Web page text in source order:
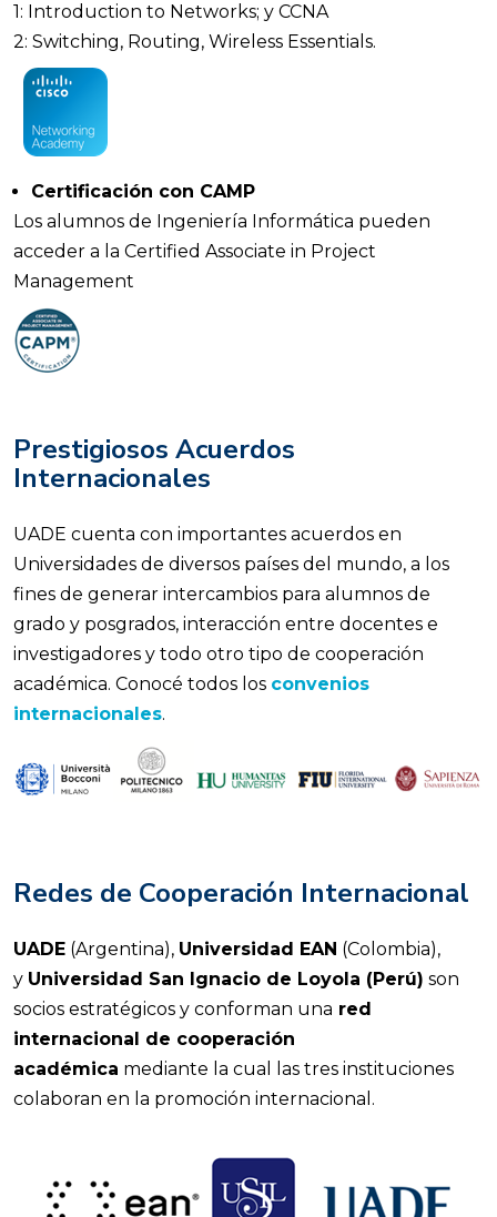
1: Introduction to Networks; y CCNA
2: Switching, Routing, Wireless Essentials.
Certificación con CAMP
Los alumnos de Ingeniería Informática pueden
acceder a la Certified Associate in Project
Management
Prestigiosos Acuerdos
Internacionales
UADE cuenta con importantes acuerdos en
Universidades de diversos países del mundo, a los
fines de generar intercambios para alumnos de
grado y posgrados, interacción entre docentes e
investigadores y todo otro tipo de cooperación
académica. Conocé todos los convenios
internacionales.
Redes de Cooperación Internacional
UADE(Argentina), Universidad EAN (Colombia),
y Universidad San Ignacio de Loyola (Perú) son
socios estratégicos y conforman una red
internacional de cooperación
académica mediante la cual las tres instituciones
colaboran en la promoción internacional.